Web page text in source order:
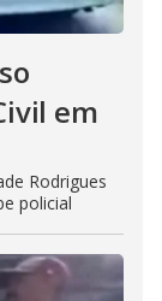
em
Rodrigues
policial